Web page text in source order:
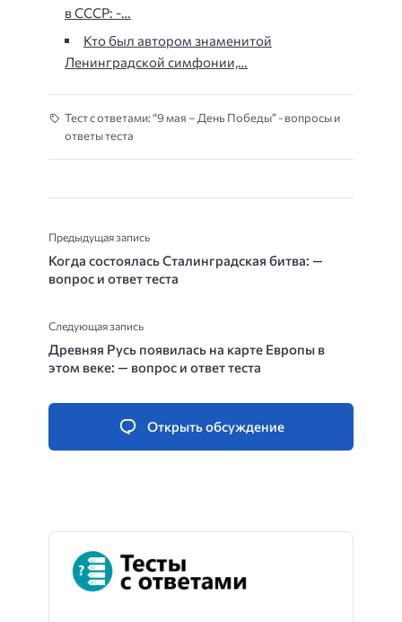
в СССР: -…
Кто был автором знаменитой
Ленинградской симфонии,…
Тест с ответами: “9 мая – День Победы” - вопросы и
ответы теста
Предыдущая запись
Когда состоялась Сталинградская битва: —
вопрос и ответ теста
Следующая запись
Древняя Русь появилась на карте Европы в
этом веке: — вопрос и ответ теста
Открыть обсуждение